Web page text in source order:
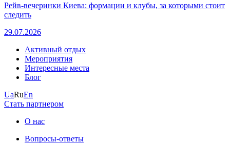
Рейв-вечеринки Киева: формации и клубы, за которыми стоит
следить
29.07.2026
Активный отдых
Мероприятия
Интересные места
Блог
UaRuEn
Стать партнером
О нас
Вопросы-ответы